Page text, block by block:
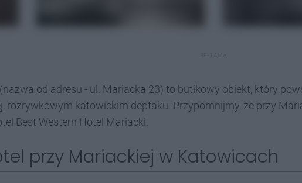
od adresu - ul. Mariacka 23) to butikowy obiekt, który
rozrywkowym katowickim deptaku. Przypomnijmy, że przy
Best Western Hotel Mariacki.
przy Mariackiej w Katowicach